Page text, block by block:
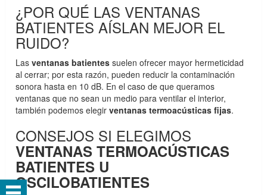
¿POR QUÉ LAS VENTANAS
BATIENTES AÍSLAN MEJOR EL
RUIDO?
Lasventanas batientessuelen ofrecer mayor hermeticidad
al cerrar; por esta razón, pueden reducir la contaminación
sonora hasta en 10 dB. En el caso de que queramos
ventanas que no sean un medio para ventilar el interior,
también podemos elegirventanas termoacústicas fijas.
CONSEJOS SI ELEGIMOS
VENTANAS TERMOACÚSTICAS
BATIENTES U
OSCILOBATIENTES